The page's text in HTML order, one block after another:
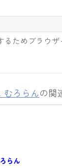
ためブラウ
むろらんの関
らん